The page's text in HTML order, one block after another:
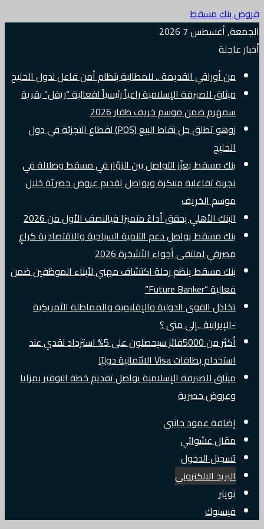
قروض بنك مسقط
الجمعة, أغسطس 7 2026
أخبار عاجلة
من أوراقي القديمة .. للمطالبة بنظام أمن فاعل لدول الخليج
ميثاق للصيرفة الإسلامية راعياً رئيسياً لفعالية “ريفل” بقرية
سمهرم ضمن موسم خريف ظفار 2026
زوهو تطلق حل نقاط البيع (POS) لقطاع التجزئة في دول
الخليج
بنك مسقط يعزّز التواصل بين الزوّار في مسقط وصلالة في
تجربة تفاعلية مبتكرة ويواصل تقديم عروض حصريّة خلال
موسم الخريف
البنك الأهلي يحقق أداءً متميزا فيالنصف الأول من 2026
بنك مسقط يواصل دعم التنمية السياحية والاقتصادية كراعٍ
مصرفي لملتقى أجواء الأشخرة 2026
بنك مسقط ينظم رحلة اكتشاف مهني لأبناء الموظفين ضمن
فعالية “Future Banker”
تخاذل القوى الدولية والإقليمية والمماطلة الأمريكية
-الإيرانية ..إلى متى ؟
أكثر من 5000فائز سيحصلون على 5% استرداد نقدي عند
استخدام بطاقات Visa الائتمانية دوليًا
ميثاق للصيرفة الإسلامية يواصل تقديم خطة التوفير بمزايا
وعروض حصرية
إضافة عمود جانبي
مقال عشوائي
تسجيل الدخول
البريد الالكتروني
تويتر
فيسبوك